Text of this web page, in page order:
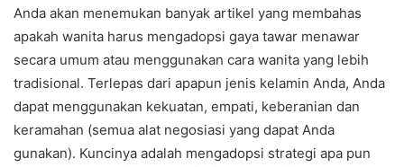
Anda akan menemukan banyak artikel yang membahas
apakah wanita harus mengadopsi gaya tawar menawar
secara umum atau menggunakan cara wanita yang lebih
tradisional. Terlepas dari apapun jenis kelamin Anda, Anda
dapat menggunakan kekuatan, empati, keberanian dan
keramahan (semua alat negosiasi yang dapat Anda
gunakan). Kuncinya adalah mengadopsi strategi apa pun